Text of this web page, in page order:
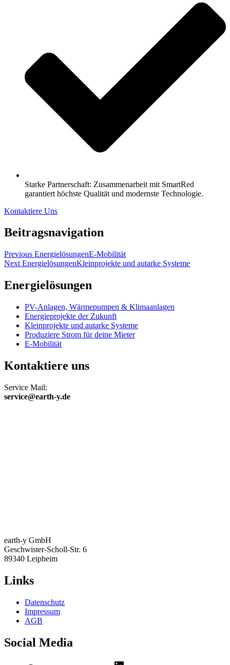
Starke Partnerschaft: Zusammenarbeit mit SmartRed
garantiert höchste Qualität und modernste Technologie.
Kontaktiere Uns
Beitragsnavigation
Previous EnergielösungenE-Mobilität
Next EnergielösungenKleinprojekte und autarke Systeme
Energielösungen
PV-Anlagen, Wärmepumpen & Klimaanlagen
Energieprojekte der Zukunft
Kleinprojekte und autarke Systeme
Produziere Strom für deine Mieter
E-Mobilität
Kontaktiere uns
Service Mail:
service@earth-y.de
earth-y GmbH
Geschwister-Scholl-Str. 6
89340 Leipheim
Links
Datenschutz
Impressum
AGB
Social Media